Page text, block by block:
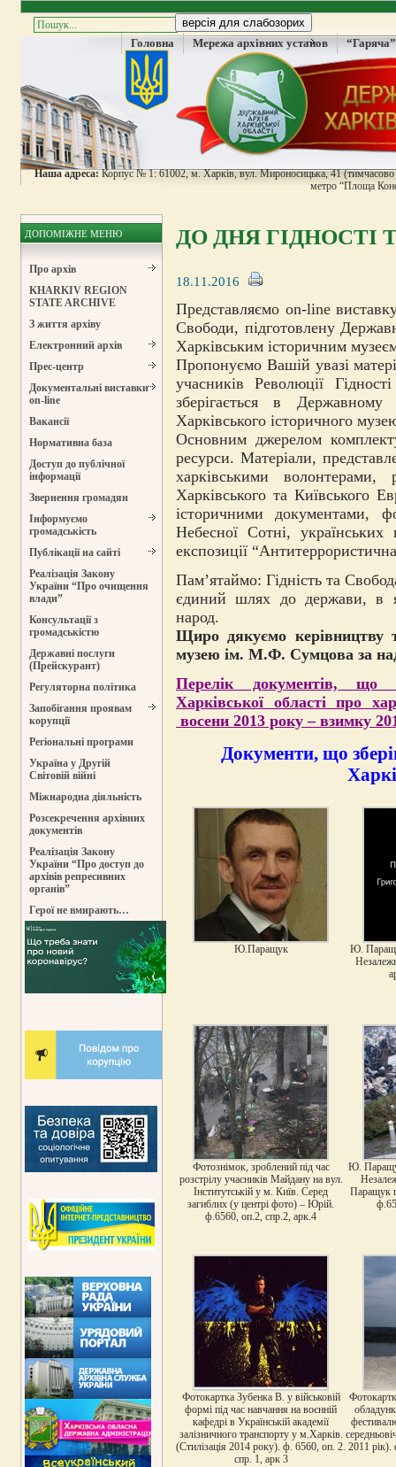
Головна Мережа архівних установ
Наша адреса:Корпус № 1: 61002, м. Харків, вул. Мироносицька, 41
метро “Площа
ДОПОМІЖНЕ МЕНЮ
Про архів
KHARKIV REGION
STATE ARCHIVE
З життя архіву
Електронний архів
Прес-центр
Документальні виставки
on-line
Вакансії
Нормативна база
Доступ до публічної
інформації
Звернення громадян
Інформуємо
громадськість
Публікації на сайті
Реалізація Закону
України “Про очищення
влади”
Консультації з
громадськістю
Державні послуги
(Прейскурант)
Регуляторна політика
Запобігання проявам
корупції
Регіональні програми
Україна у Другій
Світовій війні
Міжнародна діяльність
Розсекречення архівних
документів
Реалізація Закону
України “Про доступ до
архівів репресивних
органів”
Герої не вмирають…
ДО ДНЯ ГІДНОСТІ
18.11.2016
Представляємо on-line
Свободи, підготовлену
Харківським історичним
Пропонуємо Вашій увазі
учасників Революції
зберігається в Державному
Харківського історичного
Основним джерелом
ресурси. Матеріали,
харківськими волонтерами,
Харківського та Київського
історичними документами,
Небесної Сотні,
експозиції
Пам’ятаймо: Гідність та
єдиний шлях до держави, в
народ.
Щиро дякуємо керівництву
музею ім. М.Ф. Сумцова за
Перелік документів, що
Харківської області про
восени 2013 року – взимку
Документи, що
Ю.Паращук
Ю.
Фотознімок, зроблений під час
розстрілу учасників Майдану на вул.
Інститутській у м. Київ. Серед
загиблих (у центрі фото) – Юрій.
ф.6560, оп.2, спр.2, арк.4
Ю.
Паращук
Фотокартка Зубенка В. у військовій
формі під час навчання на воєнній
кафедрі в Українській академії
залізничного транспорту у м.Харків.
(Стилізація 2014 року). ф. 6560, оп. 2.
спр. 1, арк 3
2011 рік).